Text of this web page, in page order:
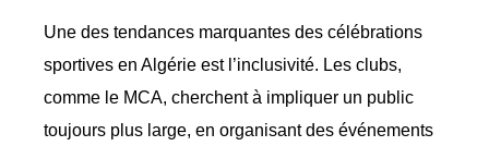
Une des tendances marquantes des célébrations
sportives en Algérie est l’inclusivité. Les clubs,
comme le MCA, cherchent à impliquer un public
toujours plus large, en organisant des événements